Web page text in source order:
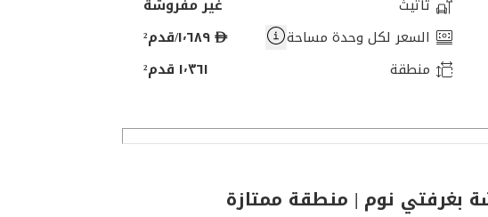
تأثيث
غير مفروشة
السعر لكل وحدة مساحة
د
ر
١٬٦٨٩/قدم²
منطقة
١٬٣٦١ قدم²
بغرفتي نوم | منطقة ممتازة